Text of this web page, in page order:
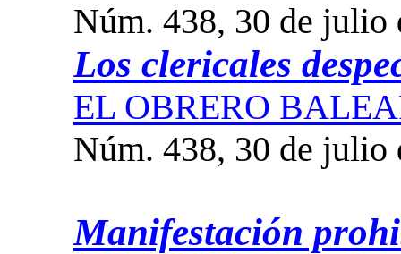
Núm. 438, 30 de julio
Los clericales
EL OBRERO
Núm. 438, 30 de julio
Manifestación